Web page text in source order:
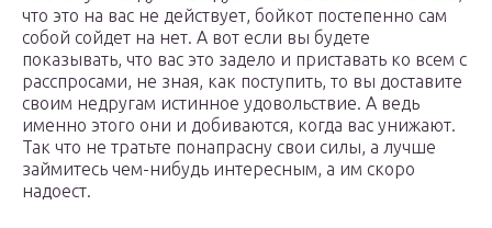
что это на вас не действует, бойкот постепенно сам
собой сойдет на нет. А вот если вы будете
показывать, что вас это задело и приставать ко всем с
расспросами, не зная, как поступить, то вы доставите
своим недругам истинное удовольствие. А ведь
именно этого они и добиваются, когда вас унижают.
Так что не тратьте понапрасну свои силы, а лучше
займитесь чем-нибудь интересным, а им скоро
надоест.